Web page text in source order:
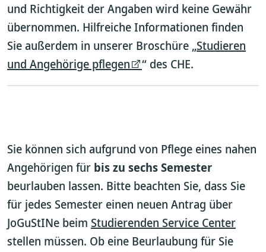
und Richtigkeit der Angaben wird keine Gewähr
übernommen. Hilfreiche Informationen finden
Sie außerdem in unserer Broschüre „Studieren
und Angehörige pflegen
“ des CHE.
Sie können sich aufgrund von Pflege eines nahen
Angehörigen für bis zu sechs Semester
beurlauben lassen. Bitte beachten Sie, dass Sie
für jedes Semester einen neuen Antrag über
JoGuStINe beim Studierenden Service Center
stellen müssen. Ob eine Beurlaubung für Sie